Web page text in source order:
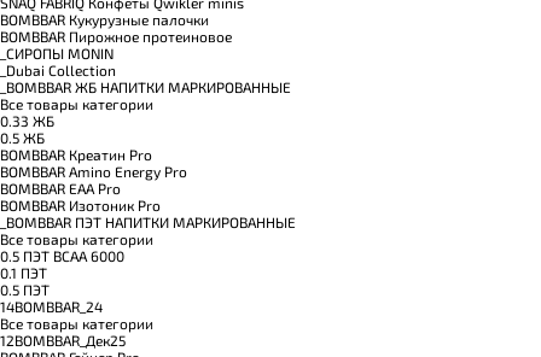
BOMBBAR Кукурузные палочки
BOMBBAR Пирожное протеиновое
_CИРОПЫ MONIN
_Dubai Collection
_BOMBBAR ЖБ НАПИТКИ МАРКИРОВАННЫЕ
Все товары категории
0.33 ЖБ
0.5 ЖБ
BOMBBAR Креатин Pro
BOMBBAR Amino Energy Pro
BOMBBAR EAA Pro
BOMBBAR Изотоник Pro
_BOMBBAR ПЭТ НАПИТКИ МАРКИРОВАННЫЕ
Все товары категории
0.5 ПЭТ ВСАА 6000
0.1 ПЭТ
0.5 ПЭТ
14BOMBBAR_24
Все товары категории
12BOMBBAR_Дек25